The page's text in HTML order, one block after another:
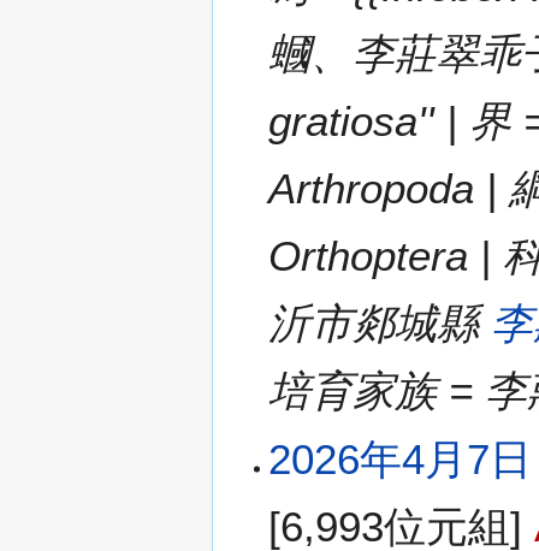
蟈、李莊翠乖
gratiosa'' | 界
Arthropoda |
Orthoptera |
沂市郯城縣
培育家族 =
2026年4月7
[6,993位元組]